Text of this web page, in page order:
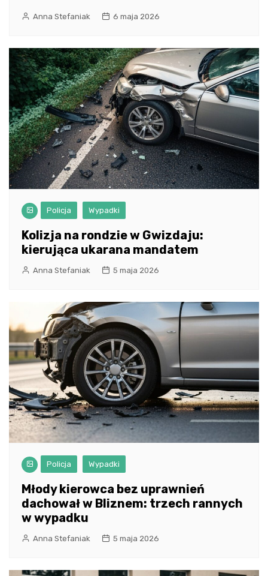
Anna Stefaniak 6 maja 2026
Policja Wypadki
Kolizja na rondzie w Gwizdaju:
kierująca ukarana mandatem
Anna Stefaniak 5 maja 2026
Policja Wypadki
Młody kierowca bez uprawnień
dachował w Bliznem: trzech rannych
w wypadku
Anna Stefaniak 5 maja 2026